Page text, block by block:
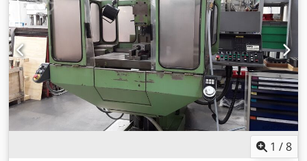
ca. 20m/min, max. Spindeldrehzahl: ca. 18000U/min,
Spindelleistung: ca. 25kW, max. Nennleistung: ca. 35kW,
Spindeldrehmoment: ca. 87Nm, Werkzeugaufnahme: SK40,
Tischabmessungen X/Y: ca. 700mm/500mm, max.
Tischbelastung: ca. 200kg, Werkzeugmagazin: 32, Gewicht:
ca. 8500kg. 2) Interlit-Kompaktfilteranlage SUK 200-900,
Baujahr: 2003, Auftragsnummer: 1222-605, Filterfläche:
0,2m², Einfüllvolumen: 900l. Besichtigung nach Absprache
möglich. Crjdpozrn Iqsfx Adqsf
1 /8